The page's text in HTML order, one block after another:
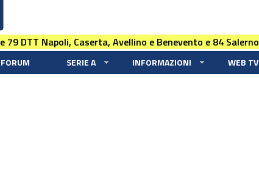
79 DTT Napoli, Caserta, Avellino e Benevento e 84 Salerno
FORUM SERIE A INFORMAZIONI WEB TV